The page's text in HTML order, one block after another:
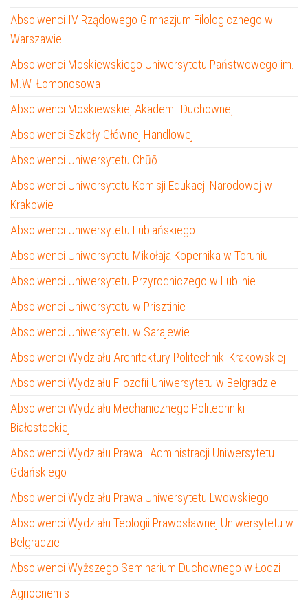
Absolwenci IV Rządowego Gimnazjum Filologicznego w
Warszawie
Absolwenci Moskiewskiego Uniwersytetu Państwowego im.
M.W. Łomonosowa
Absolwenci Moskiewskiej Akademii Duchownej
Absolwenci Szkoły Głównej Handlowej
Absolwenci Uniwersytetu Chūō
Absolwenci Uniwersytetu Komisji Edukacji Narodowej w
Krakowie
Absolwenci Uniwersytetu Lublańskiego
Absolwenci Uniwersytetu Mikołaja Kopernika w Toruniu
Absolwenci Uniwersytetu Przyrodniczego w Lublinie
Absolwenci Uniwersytetu w Prisztinie
Absolwenci Uniwersytetu w Sarajewie
Absolwenci Wydziału Architektury Politechniki Krakowskiej
Absolwenci Wydziału Filozofii Uniwersytetu w Belgradzie
Absolwenci Wydziału Mechanicznego Politechniki
Białostockiej
Absolwenci Wydziału Prawa i Administracji Uniwersytetu
Gdańskiego
Absolwenci Wydziału Prawa Uniwersytetu Lwowskiego
Absolwenci Wydziału Teologii Prawosławnej Uniwersytetu w
Belgradzie
Absolwenci Wyższego Seminarium Duchownego w Łodzi
Agriocnemis